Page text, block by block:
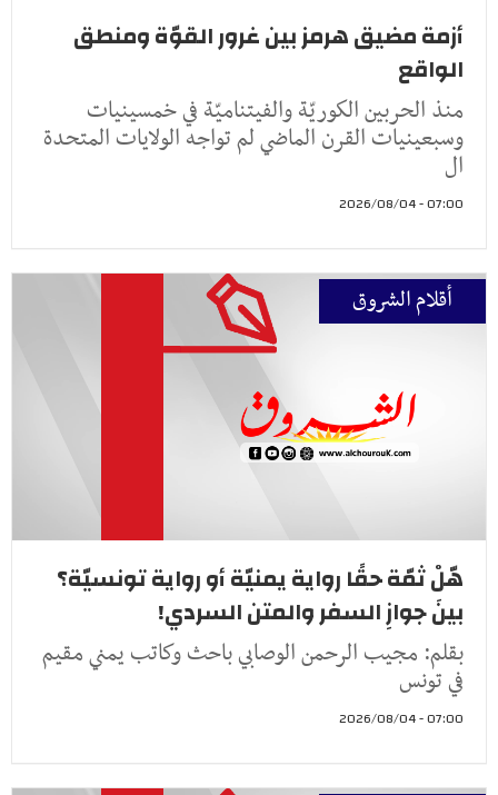
أزمة مضيق هرمز بين غرور القوّة ومنطق
الواقع
منذ الحربين الكوريّة والفيتناميّة في خمسينيات
وسبعينيات القرن الماضي لم تواجه الولايات المتحدة
ال
07:00 - 2026/08/04
أقلام الشروق
هّلْ ثمّة حقًا رواية يمنيّة أو رواية تونسيّة؟
بينَ جوازِ السفر والمتن السردي!
بقلم: مجيب الرحمن الوصابي باحث وكاتب يمني مقيم
في تونس
07:00 - 2026/08/04